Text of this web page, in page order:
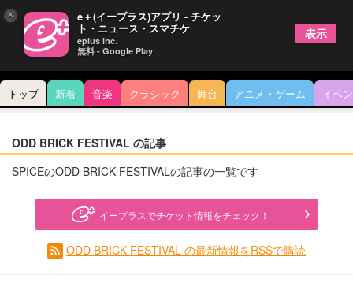
トップ 新着 音楽 クラシック 舞台 アニメ・ゲーム イベ
ODD BRICK FESTIVAL の記事
SPICEのODD BRICK FESTIVALの記事の一覧です
イープラスでチケット情報をチェック！
ODD BRICK FESTIVAL の最新情報をRSSで購読
× e＋(イープラス)アプリ - チケッ
ト・ニュース・スマチケ
eplus inc.
無料 - Google Play
表示